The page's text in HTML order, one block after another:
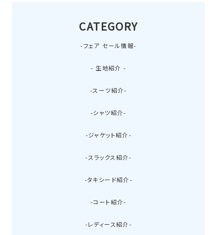
CATEGORY
-フェア セール情報-
- 生地紹介 -
-スーツ紹介-
-シャツ紹介-
-ジャケット紹介-
-スラックス紹介-
-タキシード紹介-
-コート紹介-
-レディース紹介-